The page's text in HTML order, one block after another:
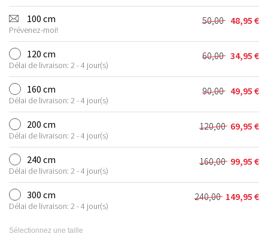
100 cm
Prévenez-moi!
50,00
Le
prix
initial
était :
50,00 €.
48,95 €
Le
prix
actuel
est :
48,95 €.
120 cm
Délai de livraison: 2 - 4 jour(s)
60,00
Le
prix
initial
était :
60,00 €.
34,95 €
Le
prix
actuel
est :
34,95 €.
160 cm
Délai de livraison: 2 - 4 jour(s)
90,00
Le
prix
initial
était :
90,00 €.
49,95 €
Le
prix
actuel
est :
49,95 €.
200 cm
Délai de livraison: 2 - 4 jour(s)
120,00
Le
prix
initial
était :
120,00 €.
69,95 €
Le
prix
actuel
est :
69,95 €.
240 cm
Délai de livraison: 2 - 4 jour(s)
160,00
Le
prix
initial
était :
99,95 €
Le
prix
actuel
est :
300 cm
Délai de livraison: 2 - 4 jour(s)
240,00
Le 149,95 €
Le
Sélectionnez une taille